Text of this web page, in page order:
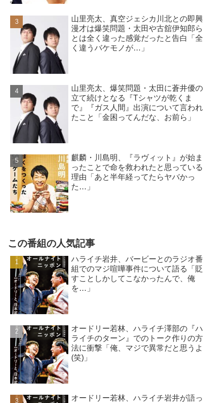
山里亮太、真空ジェシカ川北との即興
漫才は爆笑問題・太田や古舘伊知郎ら
とは全く違った感覚だったと告白「全
く違うバケモノが…」
山里亮太、爆笑問題・太田に蒼井優の
立て続けとなる『Tシャツが乾くま
で』『ガス人間』出演について言われ
たこと「金困ってんだな、お前ら」
麒麟・川島明、『ラヴィット』が始ま
ったことで命を救われたと思っている
理由「あと半年経ってたらヤバかっ
た…」
この番組の人気記事
ハライチ岩井、バービーとのラジオ番
組でのマジ喧嘩事件について語る「貶
すことしかしてこなかったんで、俺
を…」
オードリー若林、ハライチ澤部の『ハ
ライチのターン』でのトーク作りの方
法に衝撃「俺、マジで異常だと思うよ
(笑)」
オードリー若林、ハライチ岩井が語っ